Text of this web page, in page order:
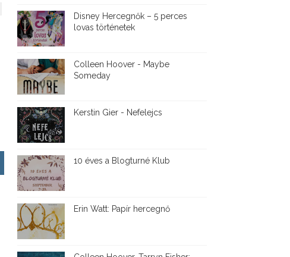
Disney ​Hercegnők – 5 perces
lovas történetek
Colleen Hoover - Maybe
Someday
Kerstin Gier - Nefelejcs
10 éves a Blogturné Klub
Erin Watt: Papír hercegnő